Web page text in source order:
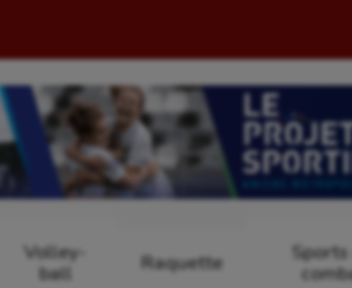
Volley-
ball
Raquette